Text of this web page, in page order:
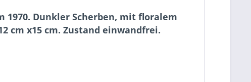
1970. Dunkler Scherben, mit floralem
cm x15 cm. Zustand einwandfrei.